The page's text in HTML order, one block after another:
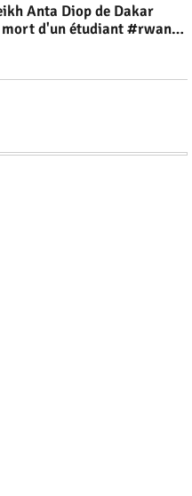
Anta Diop de Dakar
d'un étudiant #rwanda